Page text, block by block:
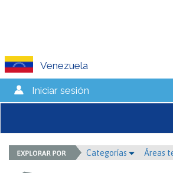
Venezuela
Iniciar sesión
Categorías Áreas